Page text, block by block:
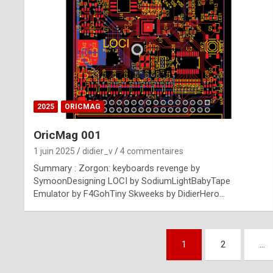
2025 ORICMAG
OricMag 001
1 juin 2025 didier_v 4 commentaires
Summary : Zorgon: keyboards revenge by
SymoonDesigning LOCI by SodiumLightBabyTape
Emulator by F4GohTiny Skweeks by DidierHero…
1 2 …